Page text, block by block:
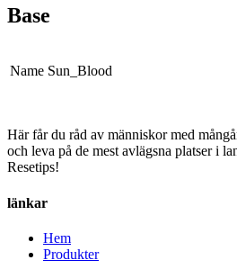
Base
Name Sun_Blood
Här får du råd av människor med
och leva på de mest avlägsna platser i
Resetips!
länkar
Hem
Produkter